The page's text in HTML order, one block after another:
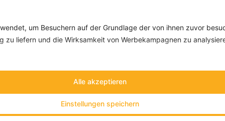
um Besuchern auf der Grundlage der von ihnen zuvor
zu liefern und die Wirksamkeit von Werbekampagnen zu
Einstellungen speichern
Alle akzeptieren